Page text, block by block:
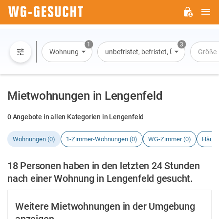
1
Wohnung
3
unbefristet, befristet, Übernachtung
Größe
Mietwohnungen in Lengenfeld
0 Angebote in allen Kategorien in Lengenfeld
Wohnungen (0) 1-Zimmer-Wohnungen (0) WG-Zimmer (0)
18 Personen haben in den letzten 24 Stunden
nach einer Wohnung in Lengenfeld gesucht.
Weitere Mietwohnungen in der Umgebung